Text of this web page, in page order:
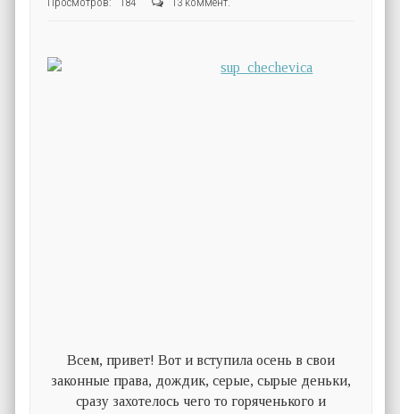
Всем, привет! Вот и вступила осень в свои
законные права, дождик, серые, сырые деньки,
сразу захотелось чего то горяченького и